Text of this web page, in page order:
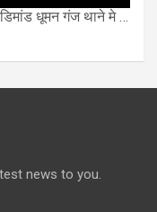
अतीक के गढ़ मरिया डीह से फिर रंगदारी की डिमांड धूमन गंज थाने मे 4 के खिलाफ मुकदमा दर्ज
news to you.